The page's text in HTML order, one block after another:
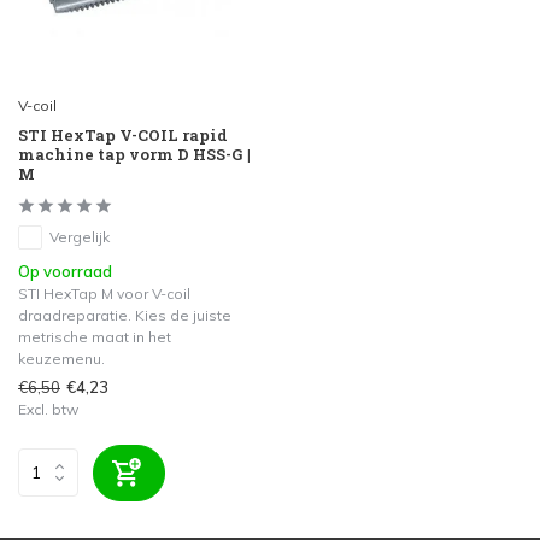
V-coil
STI HexTap V-COIL rapid
machine tap vorm D HSS-G |
M
Vergelijk
Op voorraad
STI HexTap M voor V-coil
draadreparatie. Kies de juiste
metrische maat in het
keuzemenu.
€6,50 €4,23
Excl. btw